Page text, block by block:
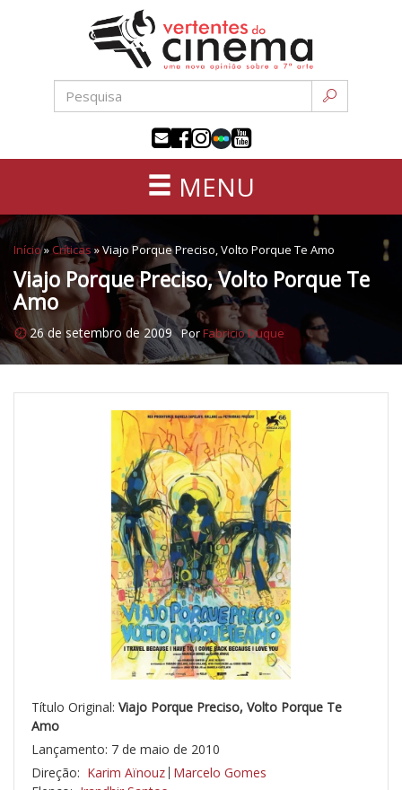
conteúdo
sétima
MENU
Início»Críticas »Viajo Porque Preciso, Volto Porque Te Amo
Viajo Porque Preciso, Volto Porque Te
Amo
26 de setembro de 2009 Por Fabricio Duque
Título Original: Viajo Porque Preciso, Volto Porque Te
Amo
Lançamento: 7 de maio de 2010
Direção: Karim Aïnouz Marcelo Gomes